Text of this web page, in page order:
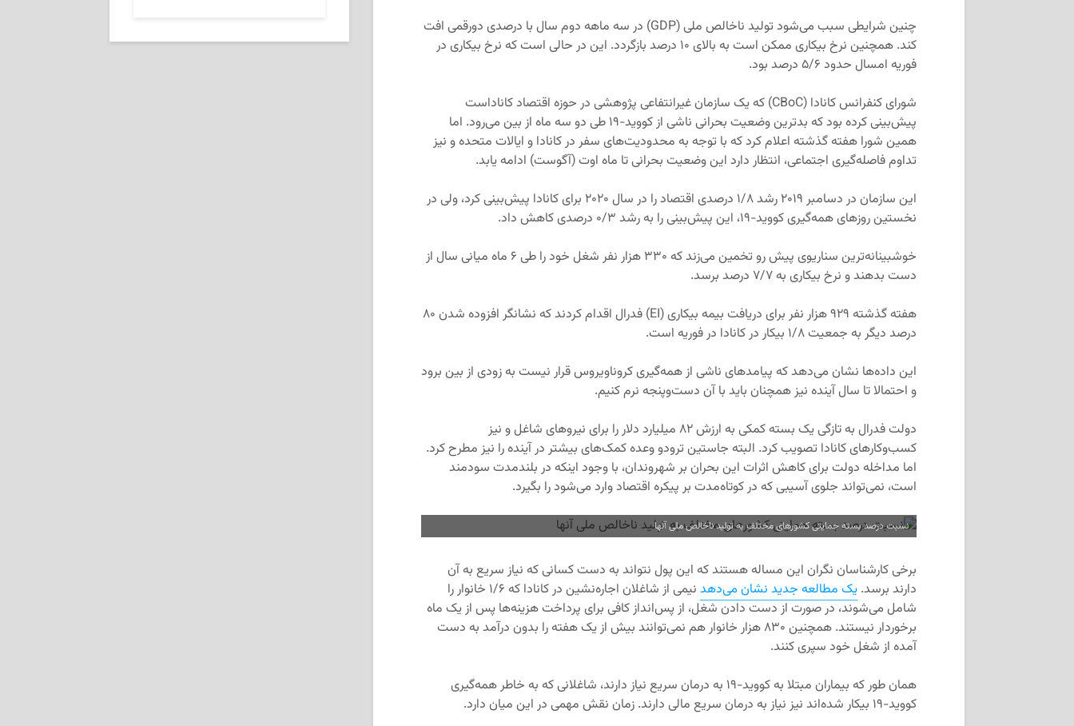
چنین شرایطی سبب می‌شود تولید ناخالص ملی (GDP) در سه ماهه دوم سال با درصدی دورقمی افت
کند. همچنین نرخ بیکاری ممکن است به بالای ۱۰ درصد بازگردد. این در حالی است که نرخ بیکاری در
فوریه امسال حدود ۵/۶ درصد بود.
شورای کنفرانس کانادا (CBoC) ‌که یک سازمان غیرانتفاعی پژوهشی در حوزه اقتصاد کاناداست
پیش‌بینی کرده بود که بدترین وضعیت بحرانی ناشی از کووید-۱۹ طی دو سه ماه از بین می‌رود. اما
همین شورا هفته گذشته اعلام کرد که با توجه به محدودیت‌های سفر در کانادا و ایالات متحده و نیز
تداوم فاصله‌گیری اجتماعی، انتظار دارد این وضعیت بحرانی تا ماه اوت (آگوست) ادامه یابد.
این سازمان در دسامبر ۲۰۱۹ رشد ۱/۸ درصدی اقتصاد را در سال ۲۰۲۰ برای کانادا پیش‌بینی کرد، ولی در
نخستین روزهای همه‌گیری کووید-۱۹، این پیش‌بینی را به رشد ۰/۳ درصدی کاهش داد.
خوشبینانه‌ترین سناریوی پیش رو تخمین می‌زند که ۳۳۰ هزار نفر شغل خود را طی ۶ ماه میانی سال از
دست بدهند و نرخ بیکاری به ۷/۷ درصد برسد.
هفته گذشته ۹۲۹ هزار نفر برای دریافت بیمه بیکاری (EI) فدرال اقدام کردند که نشانگر افزوده شدن ۸۰
درصد دیگر به جمعیت ۱/۸ بیکار در کانادا در فوریه است.
این داده‌ها نشان می‌دهد که پیامدهای ناشی از همه‌گیری کروناویروس قرار نیست به زودی از بین برود
و احتمالا تا سال آینده نیز همچنان باید با آن دست‌وپنجه نرم کنیم.
دولت فدرال به تازگی یک بسته کمکی به ارزش ۸۲ میلیارد دلار را برای نیروهای شاغل و نیز
کسب‌وکارهای کانادا تصویب کرد. البته جاستین ترودو وعده کمک‌های بیشتر در آینده را نیز مطرح کرد.
اما مداخله دولت برای کاهش اثرات این بحران بر شهروندان، با وجود اینکه در بلندمدت سودمند
است، نمی‌تواند جلوی آسیبی که در کوتاه‌مدت بر پیکره اقتصاد وارد می‌شود را بگیرد.
نسبت درصد بسته حمایتی کشورهای مختلف به تولید ناخالص ملی آنها
برخی کارشناسان نگران این مساله هستند که این پول نتواند به دست کسانی که نیاز سریع به آن
دارند برسد. یک مطالعه جدید نشان می‌دهد
نیمی از شاغلان اجاره‌نشین در کانادا که ۱/۶ خانوار را
شامل می‌شوند، در صورت از دست دادن شغل، از پس‌انداز کافی برای پرداخت هزینه‌ها پس از یک ماه
برخوردار نیستند. همچنین ۸۳۰ هزار خانوار هم نمی‌توانند بیش از یک هفته را بدون درآمد به دست
آمده از شغل خود سپری کنند.
همان طور که بیماران مبتلا به کووید-۱۹ به درمان سریع نیاز دارند، شاغلانی که به خاطر همه‌گیری
کووید-۱۹ بیکار شده‌اند نیز نیاز به درمان سریع مالی دارند. زمان نقش مهمی در این میان دارد.